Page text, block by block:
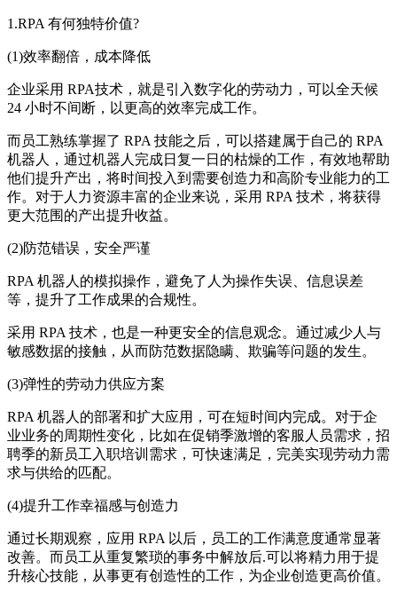
1.RPA 有何独特价值?
(1)效率翻倍，成本降低
企业采用 RPA技术，就是引入数字化的劳动力，可以全天候
24 小时不间断，以更高的效率完成工作。
而员工熟练掌握了 RPA 技能之后，可以搭建属于自己的 RPA
机器人，通过机器人完成日复一日的枯燥的工作，有效地帮助
他们提升产出，将时间投入到需要创造力和高阶专业能力的工
作。对于人力资源丰富的企业来说，采用 RPA 技术，将获得
更大范围的产出提升收益。
(2)防范错误，安全严谨
RPA 机器人的模拟操作，避免了人为操作失误、信息误差
等，提升了工作成果的合规性。
采用 RPA 技术，也是一种更安全的信息观念。通过减少人与
敏感数据的接触，从而防范数据隐瞒、欺骗等问题的发生。
(3)弹性的劳动力供应方案
RPA 机器人的部署和扩大应用，可在短时间内完成。对于企
业业务的周期性变化，比如在促销季激增的客服人员需求，招
聘季的新员工入职培训需求，可快速满足，完美实现劳动力需
求与供给的匹配。
(4)提升工作幸福感与创造力
通过长期观察，应用 RPA 以后，员工的工作满意度通常显著
改善。而员工从重复繁琐的事务中解放后.可以将精力用于提
升核心技能，从事更有创造性的工作，为企业创造更高价值。